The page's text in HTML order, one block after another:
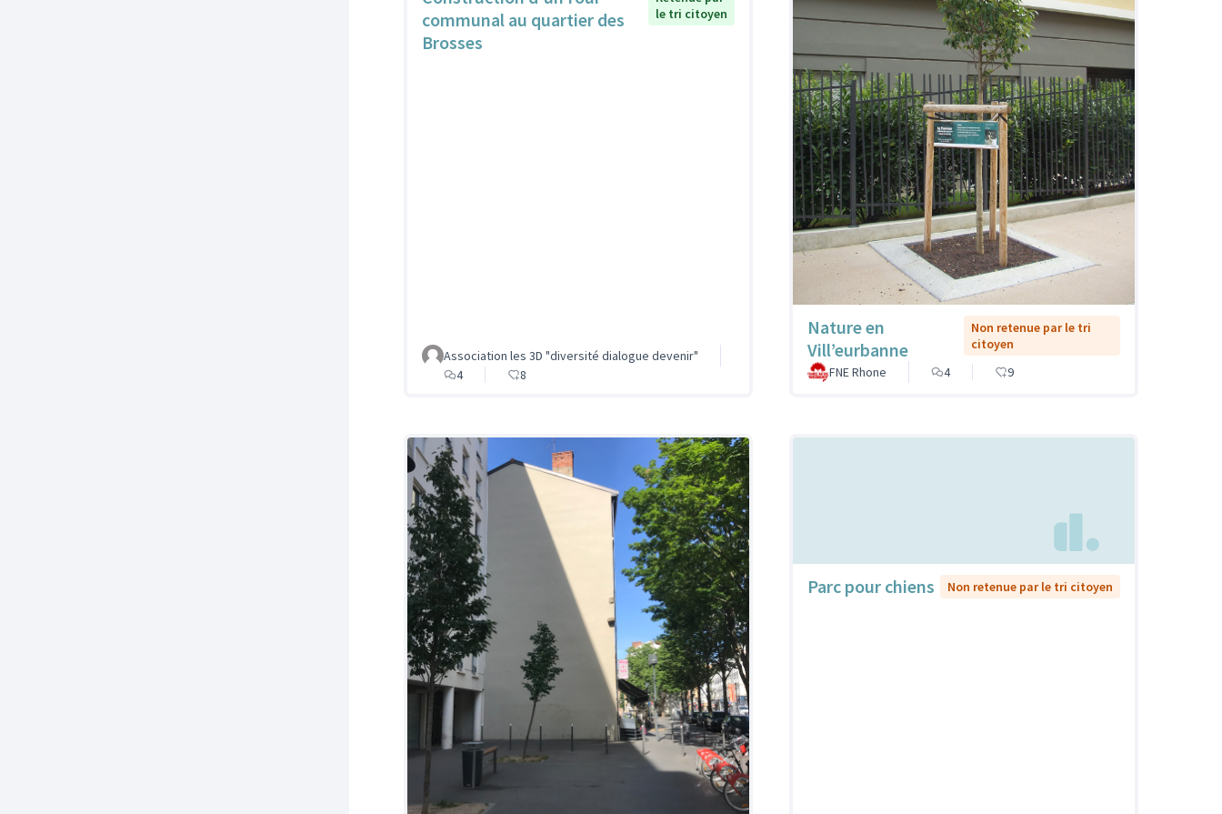
communal au quartier des
Brosses
le tri citoyen
Association les 3D "diversité dialogue devenir"
4
8
Nature en
Vill’eurbanne
Non retenue par le tri
citoyen
FNE Rhone
4 9
Parc pour chiens Non retenue par le tri citoyen